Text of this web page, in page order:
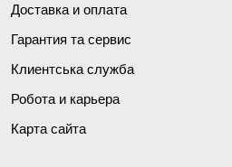
Доставка и оплата
Гарантия та сервис
Клиентська служба
Робота и карьера
Карта сайта